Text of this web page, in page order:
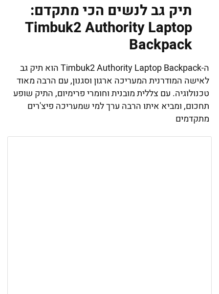
תיק גב לנשים הכי מתקדם:
Timbuk2 Authority Laptop
Backpack
ה-Timbuk2 Authority Laptop Backpack הוא תיק גב
לאישה המודרנית המעריכה ארגון וסגנון, עם הרבה מאוד
טכנולוגיה. עם צללית מובנית וחומרי פרימיום, התיק שופע
תחכום, ומביא איתו הרבה ערך למי שמעריכה פיצ'רים
מתקדמים